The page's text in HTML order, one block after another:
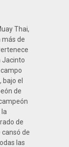
Thai,
de
Jacinto
el
de
de
cansó de
las